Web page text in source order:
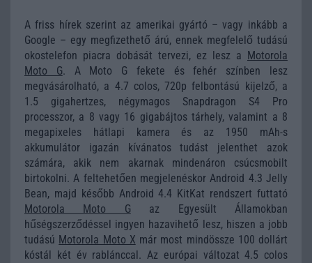
A friss hírek szerint az amerikai gyártó – vagy inkább a
Google – egy megfizethető árú, ennek megfelelő tudású
okostelefon piacra dobását tervezi, ez lesz a Motorola
Moto G. A Moto G fekete és fehér színben lesz
megvásárolható, a 4.7 colos, 720p felbontású kijelző, a
1.5 gigahertzes, négymagos Snapdragon S4 Pro
processzor, a 8 vagy 16 gigabájtos tárhely, valamint a 8
megapixeles hátlapi kamera és az 1950 mAh-s
akkumulátor igazán kívánatos tudást jelenthet azok
számára, akik nem akarnak mindenáron csúcsmobilt
birtokolni. A feltehetően megjelenéskor Android 4.3 Jelly
Bean, majd később Android 4.4 KitKat rendszert futtató
Motorola Moto G az Egyesült Államokban
hűségszerződéssel ingyen hazavihető lesz, hiszen a jobb
tudású Motorola Moto X már most mindössze 100 dollárt
kóstál két év rablánccal. Az európai változat 4.5 colos